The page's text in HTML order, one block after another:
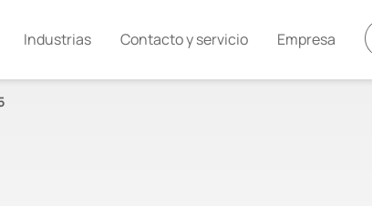
Industrias Contacto y servicio Empresa